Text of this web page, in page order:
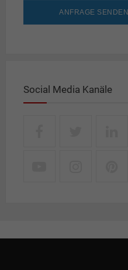
ANFRAGE SENDEN
Social Media Kanäle